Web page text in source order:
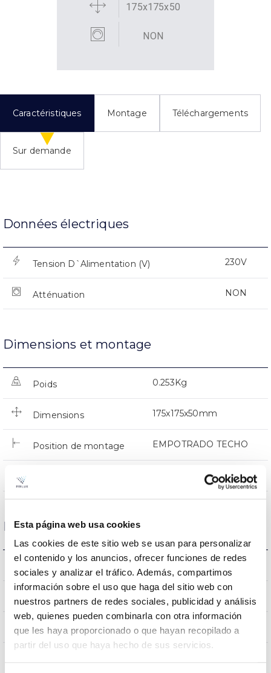
Esta página web usa cookies
Las cookies de este sitio web se usan para personalizar
el contenido y los anuncios, ofrecer funciones de redes
sociales y analizar el tráfico. Además, compartimos
información sobre el uso que haga del sitio web con
nuestros partners de redes sociales, publicidad y análisis
web, quienes pueden combinarla con otra información
que les haya proporcionado o que hayan recopilado a
partir del uso que haya hecho de sus servicios.
175x175x50
NON
Caractéristiques Montage Téléchargements
Sur demande
Données électriques
Tension D`Alimentation (V) 230V
Atténuation NON
Dimensions et montage
Poids 0.253Kg
Dimensions 175x175x50mm
Position de montage EMPOTRADO TECHO
Données optiques
Température de coleur 4000K
CRI Indice de rendu des couleurs
Angle d’ouverture 100